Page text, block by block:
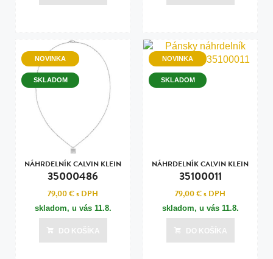
NOVINKA
SKLADOM
NÁHRDELNÍK CALVIN KLEIN
35000486
79,00 €s DPH
skladom, u vás 11.8.
DO KOŠÍKA
NOVINKA
SKLADOM
NÁHRDELNÍK CALVIN KLEIN
35100011
79,00 €s DPH
skladom, u vás 11.8.
DO KOŠÍKA